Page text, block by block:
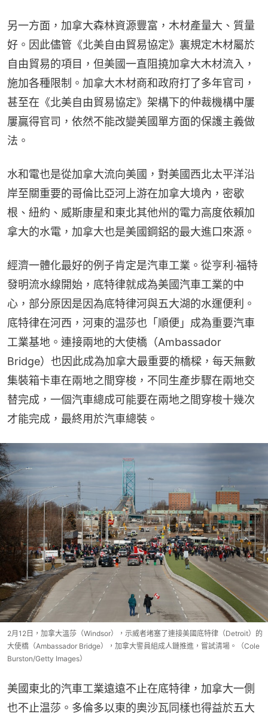
另一方面，加拿大森林資源豐富，木材產量大、質量
好。因此儘管《北美自由貿易協定》裏規定木材屬於
自由貿易的項目，但美國一直阻撓加拿大木材流入，
施加各種限制。加拿大木材商和政府打了多年官司，
甚至在《北美自由貿易協定》架構下的仲裁機構中屢
屢贏得官司，依然不能改變美國單方面的保護主義做
法。
水和電也是從加拿大流向美國，對美國西北太平洋沿
岸至關重要的哥倫比亞河上游在加拿大境內，密歇
根、紐約、威斯康星和東北其他州的電力高度依賴加
拿大的水電，加拿大也是美國鋼鋁的最大進口來源。
經濟一體化最好的例子肯定是汽車工業。從亨利·福特
發明流水線開始，底特律就成為美國汽車工業的中
心，部分原因是因為底特律河與五大湖的水運便利。
底特律在河西，河東的温莎也「順便」成為重要汽車
工業基地。連接兩地的大使橋（Ambassador
Bridge）也因此成為加拿大最重要的橋樑，每天無數
集裝箱卡車在兩地之間穿梭，不同生產步驟在兩地交
替完成，一個汽車總成可能要在兩地之間穿梭十幾次
才能完成，最終用於汽車總裝。
2月12日，加拿大溫莎（Windsor），示威者堵塞了連接美國底特律（Detroit）的
大使橋（Ambassador Bridge），加拿大警員組成人鏈推進，嘗試清場。（Cole
Burston/Getty Images）
美國東北的汽車工業遠遠不止在底特律，加拿大一側
也不止温莎。多倫多以東的奧沙瓦同樣也得益於五大